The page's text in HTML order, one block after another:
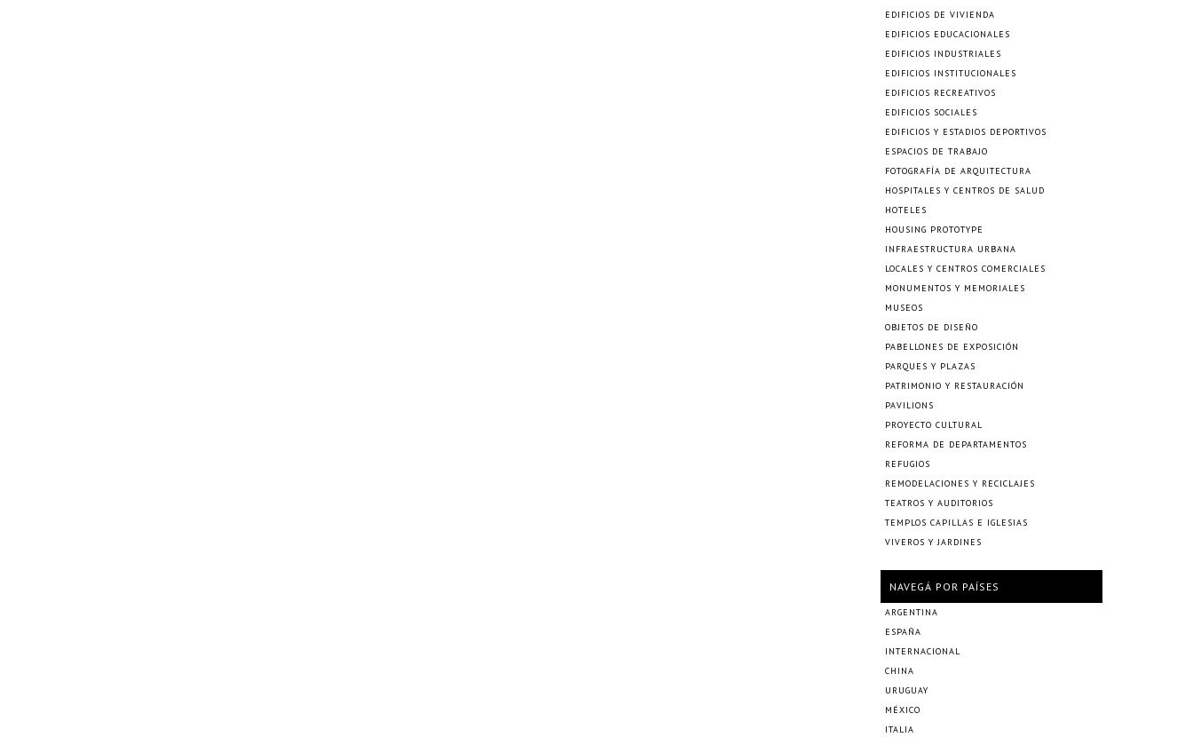
EDIFICIOS DE VIVIENDA
EDIFICIOS EDUCACIONALES
EDIFICIOS INDUSTRIALES
EDIFICIOS INSTITUCIONALES
EDIFICIOS RECREATIVOS
EDIFICIOS SOCIALES
EDIFICIOS Y ESTADIOS DEPORTIVOS
ESPACIOS DE TRABAJO
FOTOGRAFÍA DE ARQUITECTURA
HOSPITALES Y CENTROS DE SALUD
HOTELES
HOUSING PROTOTYPE
INFRAESTRUCTURA URBANA
LOCALES Y CENTROS COMERCIALES
MONUMENTOS Y MEMORIALES
MUSEOS
OBJETOS DE DISEÑO
PABELLONES DE EXPOSICIÓN
PARQUES Y PLAZAS
PATRIMONIO Y RESTAURACIÓN
PAVILIONS
PROYECTO CULTURAL
REFORMA DE DEPARTAMENTOS
REFUGIOS
REMODELACIONES Y RECICLAJES
TEATROS Y AUDITORIOS
TEMPLOS CAPILLAS E IGLESIAS
VIVEROS Y JARDINES
NAVEGÁ POR PAÍSES
ARGENTINA
ESPAÑA
INTERNACIONAL
CHINA
URUGUAY
MÉXICO
ITALIA